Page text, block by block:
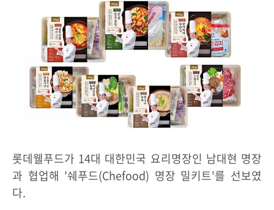
롯데웰푸드가 14대 대한민국 요리명장인 남대현 명장
과 협업해 '쉐푸드(Chefood) 명장 밀키트'를 선보였
다.